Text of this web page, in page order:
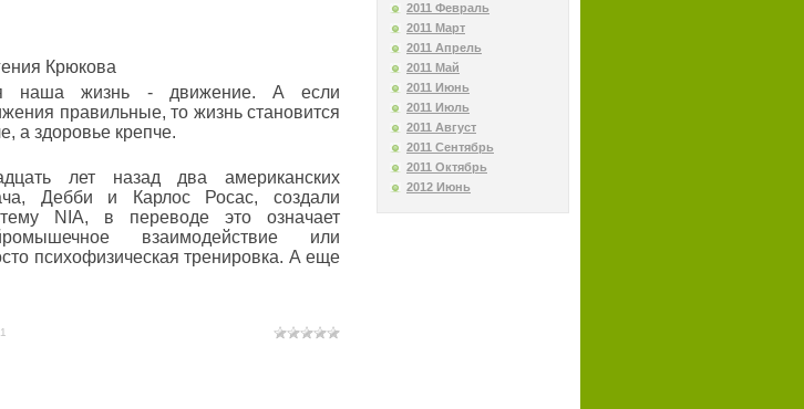
Крюкова
наша жизнь - движение. А если
правильные, то жизнь становится
а здоровье крепче.
лет назад два американских
Дебби и Карлос Росас, создали
NIA, в переводе это означает
взаимодействие или
психофизическая тренировка. А еще
2011 Февраль
2011 Март
2011 Апрель
2011 Май
2011 Июнь
2011 Июль
2011 Август
2011 Сентябрь
2011 Октябрь
2012 Июнь